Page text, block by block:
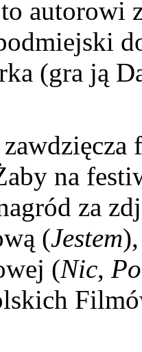
autorowi
(gra ją
na
za
(Jestem
(Nic,